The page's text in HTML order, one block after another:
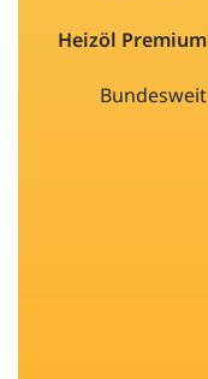
Heizöl Premium
Bundesweit